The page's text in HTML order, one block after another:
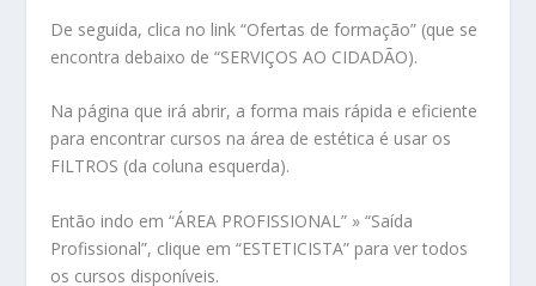
De seguida, clica no link “Ofertas de formação” (que se
encontra debaixo de “SERVIÇOS AO CIDADÃO).
Na página que irá abrir, a forma mais rápida e eficiente
para encontrar cursos na área de estética é usar os
FILTROS (da coluna esquerda).
Então indo em “ÁREA PROFISSIONAL” » “Saída
Profissional”, clique em “ESTETICISTA” para ver todos
os cursos disponíveis.